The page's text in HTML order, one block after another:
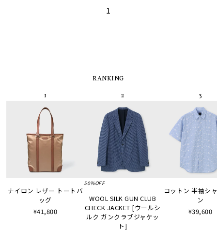
1
RANKING
ナイロン レザー トートバ
ッグ
¥41,800
50%OFF
WOOL SILK GUN CLUB
CHECK JACKET [ウールシ
ルク ガンクラブジャケッ
ト]
コットン 半袖シ
ン
¥39,600